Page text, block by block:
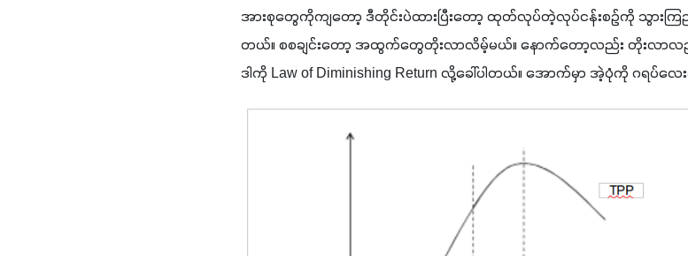
အားစုတွေကိုကျတော့ ဒီတိုင်းပဲထားပြီးတော့ ထုတ်လုပ်တဲ့လုပ်ငန်းစဉ်ကို သွားကြ
တယ်။ စစချင်းတော့ အထွက်တွေတိုးလာလိမ့်မယ်။ နောက်တော့လည်း တိုးလာလည်
ဒါကို Law of Diminishing Return လို့ခေါ်ပါတယ်။ အောက်မှာ အဲ့ပုံကို ဂရပ်လေး